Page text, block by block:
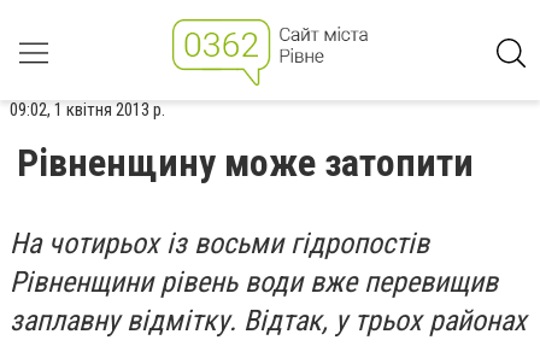
09:02, 1 квітня 2013 р.
Рівненщину може затопити
На чотирьох із восьми гідропостів
Рівненщини рівень води вже перевищив
заплавну відмітку. Відтак, у трьох районах